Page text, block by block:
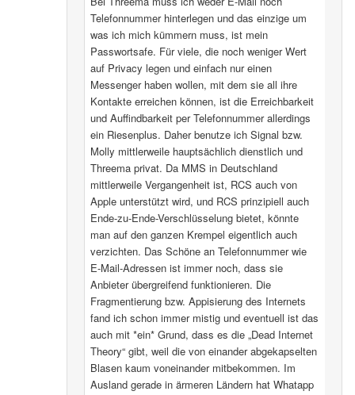
Telefonnummer hinterlegen und das einzige um
was ich mich kümmern muss, ist mein
Passwortsafe. Für viele, die noch weniger Wert
auf Privacy legen und einfach nur einen
Messenger haben wollen, mit dem sie all ihre
Kontakte erreichen können, ist die Erreichbarkeit
und Auffindbarkeit per Telefonnummer allerdings
ein Riesenplus. Daher benutze ich Signal bzw.
Molly mittlerweile hauptsächlich dienstlich und
Threema privat. Da MMS in Deutschland
mittlerweile Vergangenheit ist, RCS auch von
Apple unterstützt wird, und RCS prinzipiell auch
Ende-zu-Ende-Verschlüsselung bietet, könnte
man auf den ganzen Krempel eigentlich auch
verzichten. Das Schöne an Telefonnummer wie
E-Mail-Adressen ist immer noch, dass sie
Anbieter übergreifend funktionieren. Die
Fragmentierung bzw. Appisierung des Internets
fand ich schon immer mistig und eventuell ist das
auch mit *ein* Grund, dass es die „Dead Internet
Theory“ gibt, weil die von einander abgekapselten
Blasen kaum voneinander mitbekommen. Im
Ausland gerade in ärmeren Ländern hat Whatapp